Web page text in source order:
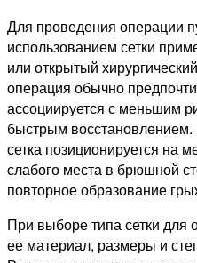
Для проведения операции
использованием сетки
или открытый
операция обычно
ассоциируется с меньшим
быстрым восстановлением.
сетка позиционируется на
слабого места в брюшной
повторное образование
При выборе типа сетки для
ее материал, размеры и